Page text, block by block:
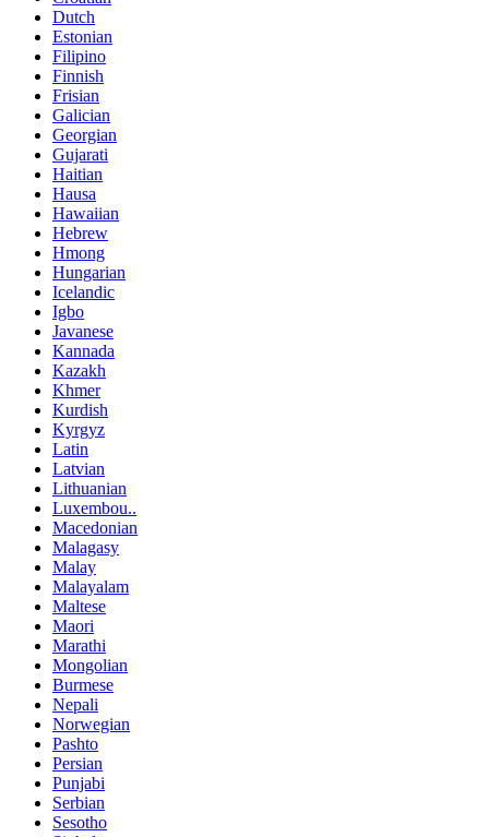
Dutch
Estonian
Filipino
Finnish
Frisian
Galician
Georgian
Gujarati
Haitian
Hausa
Hawaiian
Hebrew
Hmong
Hungarian
Icelandic
Igbo
Javanese
Kannada
Kazakh
Khmer
Kurdish
Kyrgyz
Latin
Latvian
Lithuanian
Luxembou..
Macedonian
Malagasy
Malay
Malayalam
Maltese
Maori
Marathi
Mongolian
Burmese
Nepali
Norwegian
Pashto
Persian
Punjabi
Serbian
Sesotho